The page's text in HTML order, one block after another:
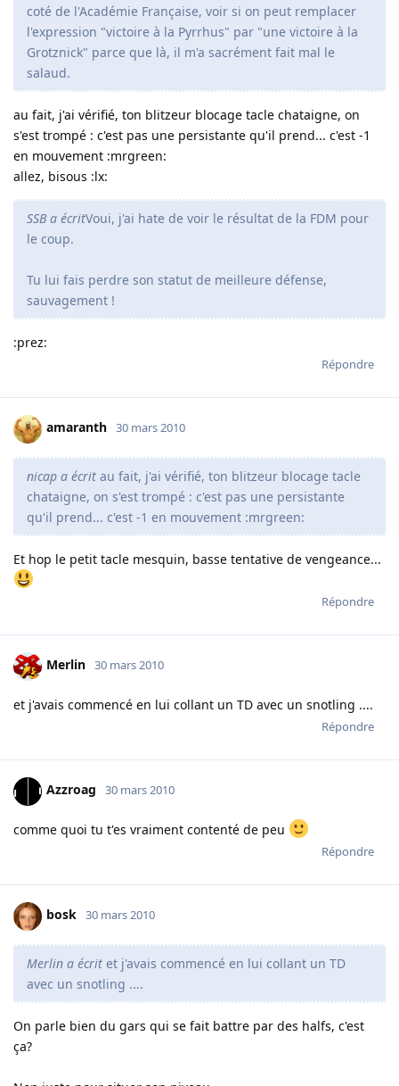
coté de l'Académie Française, voir si on peut remplacer
l'expression "victoire à la Pyrrhus" par "une victoire à la
Grotznick" parce que là, il m'a sacrément fait mal le
salaud.
au fait, j'ai vérifié, ton blitzeur blocage tacle chataigne, on
s'est trompé : c'est pas une persistante qu'il prend... c'est -1
en mouvement :mrgreen:
allez, bisous :lx:
SSB a écritVoui, j'ai hate de voir le résultat de la FDM pour
le coup.
Tu lui fais perdre son statut de meilleure défense,
sauvagement !
:prez:
Répondre
amaranth 30 mars 2010
nicap a écrit au fait, j'ai vérifié, ton blitzeur blocage tacle
chataigne, on s'est trompé : c'est pas une persistante
qu'il prend... c'est -1 en mouvement :mrgreen:
Et hop le petit tacle mesquin, basse tentative de vengeance...
Répondre
Merlin 30 mars 2010
et j'avais commencé en lui collant un TD avec un snotling ....
Répondre
Azzroag 30 mars 2010
comme quoi tu t'es vraiment contenté de peu
Répondre
bosk 30 mars 2010
Merlin a écrit et j'avais commencé en lui collant un TD
avec un snotling ....
On parle bien du gars qui se fait battre par des halfs, c'est
ça?